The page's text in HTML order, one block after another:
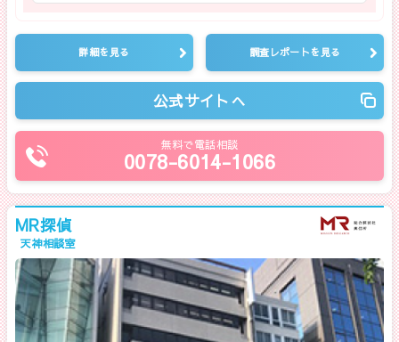
詳細を見る 調査レポートを見る
公式サイトへ
無料で電話相談
0078-6014-1066
MR探偵
天神相談室